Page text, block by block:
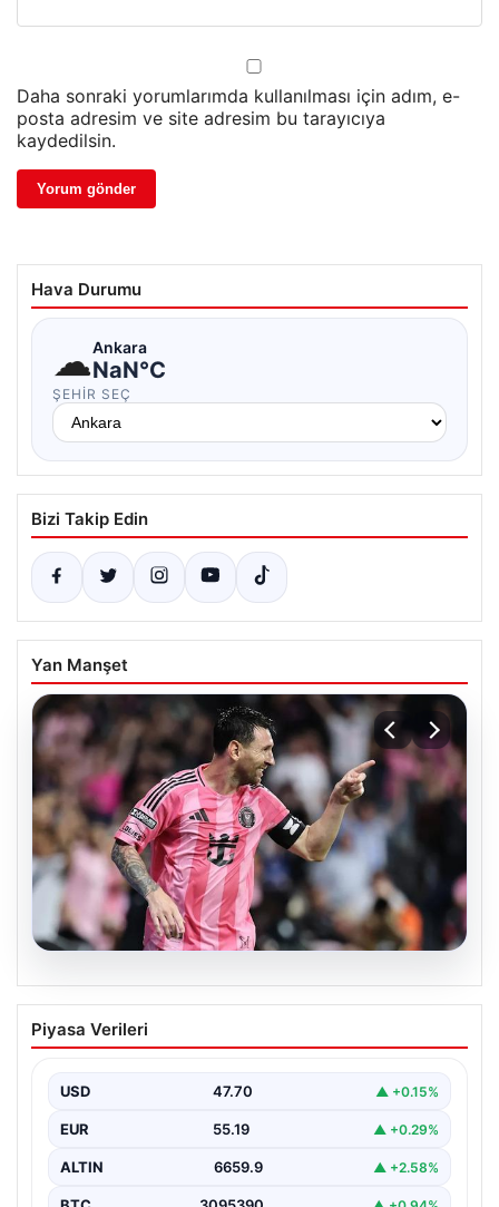
Daha sonraki yorumlarımda kullanılması için adım, e-
posta adresim ve site adresim bu tarayıcıya
kaydedilsin.
Hava Durumu
☁Ankara
NaN°C
ŞEHIR SEÇ
Bizi Takip Edin
Yan Manşet
06.08.2026
Dünya Kupası sonrası da durmuyor!
Messi yapacağını yaptı
Piyasa Verileri
USD 47.70 ▲ +0.15%
EUR 55.19 ▲ +0.29%
ALTIN 6659.9 ▲ +2.58%